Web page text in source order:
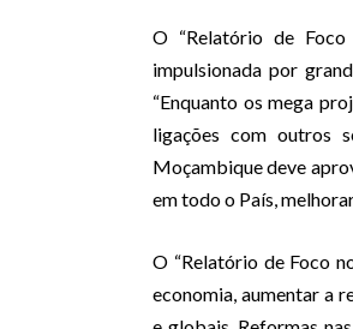
O “Relatório de
impulsionada por
“Enquanto os mega
ligações com outros
Moçambique deve
em todo o País,
O “Relatório de Foco
economia, aumentar a